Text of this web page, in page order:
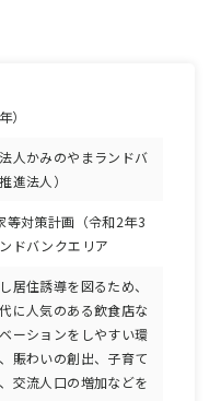
）
人かみのやまランドバ
進法人）
等対策計画（令和2年3
ドバンクエリア
居住誘導を図るため、
に人気のある飲食店な
ーションをしやすい環
賑わいの創出、子育て
交流人口の増加などを